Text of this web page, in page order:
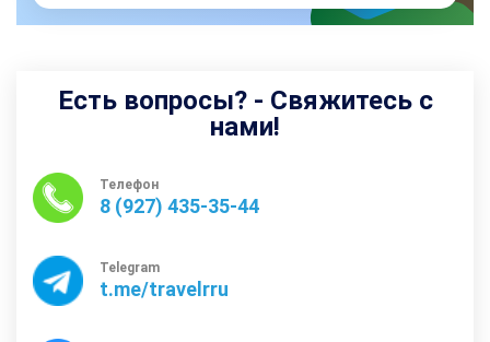
Есть вопросы? - Свяжитесь с
нами!
Телефон
8 (927) 435-35-44
Telegram
t.me/travelrru